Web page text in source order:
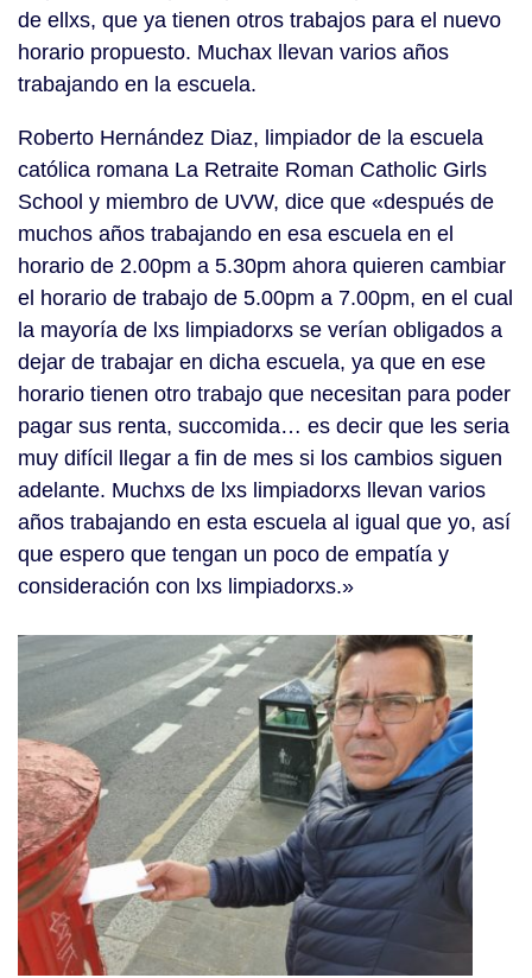
de ellxs, que ya tienen otros trabajos para el nuevo
horario propuesto. Muchax llevan varios años
trabajando en la escuela.
Roberto Hernández Diaz, limpiador de la escuela
católica romana La Retraite Roman Catholic Girls
School y miembro de UVW, dice que «después de
muchos años trabajando en esa escuela en el
horario de 2.00pm a 5.30pm ahora quieren cambiar
el horario de trabajo de 5.00pm a 7.00pm, en el cual
la mayoría de lxs limpiadorxs se verían obligados a
dejar de trabajar en dicha escuela, ya que en ese
horario tienen otro trabajo que necesitan para poder
pagar sus renta, succomida… es decir que les seria
muy difícil llegar a fin de mes si los cambios siguen
adelante. Muchxs de lxs limpiadorxs llevan varios
años trabajando en esta escuela al igual que yo, así
que espero que tengan un poco de empatía y
consideración con lxs limpiadorxs.»